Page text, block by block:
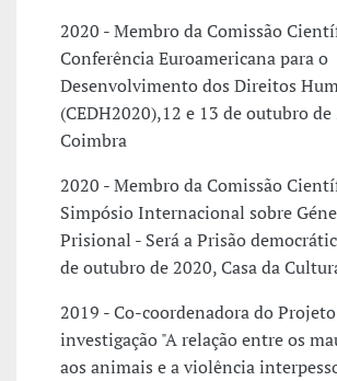
2020 - Membro da Comissão
Conferência Euroamericana para o
Desenvolvimento dos Direitos
(CEDH2020),12 e 13 de outubro de
Coimbra
2020 - Membro da Comissão
Simpósio Internacional sobre
Prisional - Será a Prisão
de outubro de 2020, Casa da
2019 - Co-coordenadora do
investigação "A relação entre os
aos animais e a violência